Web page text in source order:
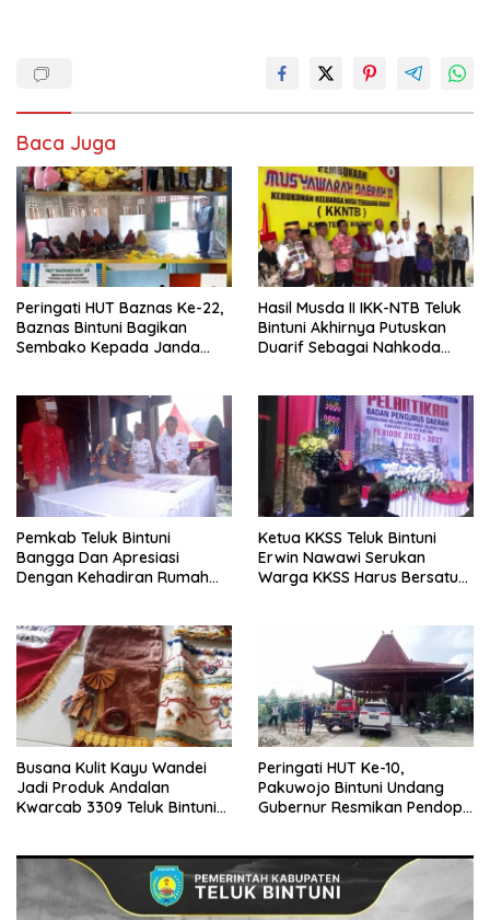
Baca Juga
Peringati HUT Baznas Ke-22,
Baznas Bintuni Bagikan
Sembako Kepada Janda
Hasil Musda II IKK-NTB Teluk
Bintuni Akhirnya Putuskan
Duarif Sebagai Nahkoda
Pemkab Teluk Bintuni
Bangga Dan Apresiasi
Dengan Kehadiran Rumah
Ketua KKSS Teluk Bintuni
Erwin Nawawi Serukan
Warga KKSS Harus Bersatu
Busana Kulit Kayu Wandei
Jadi Produk Andalan
Kwarcab 3309 Teluk Bintuni
Peringati HUT Ke-10,
Pakuwojo Bintuni Undang
Gubernur Resmikan Pendopo